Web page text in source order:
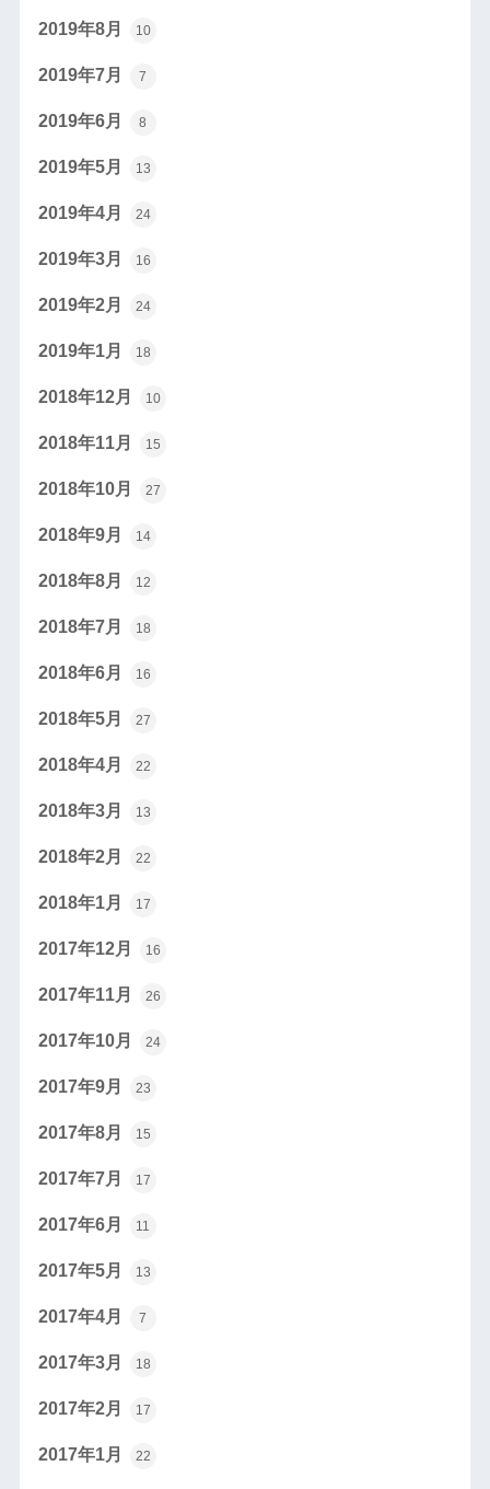
2019年8月 10
2019年7月 7
2019年6月 8
2019年5月 13
2019年4月 24
2019年3月 16
2019年2月 24
2019年1月 18
2018年12月 10
2018年11月 15
2018年10月 27
2018年9月 14
2018年8月 12
2018年7月 18
2018年6月 16
2018年5月 27
2018年4月 22
2018年3月 13
2018年2月 22
2018年1月 17
2017年12月 16
2017年11月 26
2017年10月 24
2017年9月 23
2017年8月 15
2017年7月 17
2017年6月 11
2017年5月 13
2017年4月 7
2017年3月 18
2017年2月 17
2017年1月 22